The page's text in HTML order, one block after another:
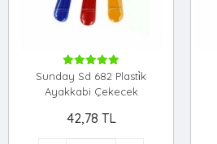
Sunday Sd 682 Plasti̇k
Ayakkabi Çekecek
42,78 TL